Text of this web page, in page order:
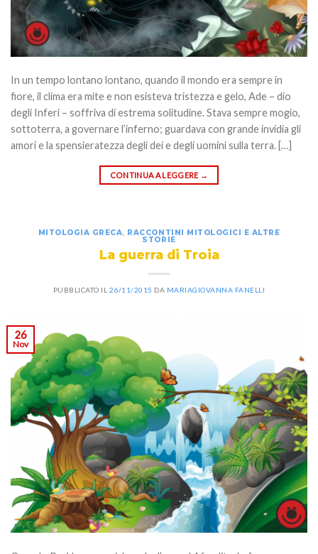
In un tempo lontano lontano, quando il mondo era sempre in
fiore, il clima era mite e non esisteva tristezza e gelo, Ade – dio
degli Inferi – soffriva di estrema solitudine. Stava sempre mogio,
sottoterra, a governare l’inferno; guardava con grande invidia gli
amori e la spensieratezza degli dei e degli uomini sulla terra. […]
CONTINUA A LEGGERE →
MITOLOGIA GRECA, RACCONTINI MITOLOGICI E ALTRE
STORIE
La guerra di Troia
PUBBLICATO IL 26/11/2015 DA MARIAGIOVANNA FANELLI
26
Nov